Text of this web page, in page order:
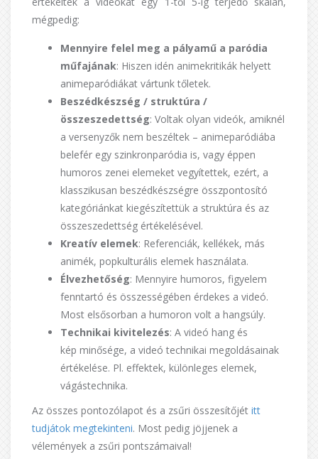
mégpedig:
Mennyire felel meg a pályamű a paródia
műfajának: Hiszen idén animekritikák helyett
animeparódiákat vártunk tőletek.
Beszédkészség / struktúra /
összeszedettség: Voltak olyan videók, amiknél
a versenyzők nem beszéltek – animeparódiába
belefér egy szinkronparódia is, vagy éppen
humoros zenei elemeket vegyítettek, ezért, a
klasszikusan beszédkészségre összpontosító
kategóriánkat kiegészítettük a struktúra és az
összeszedettség értékelésével.
Kreatív elemek: Referenciák, kellékek, más
animék, popkulturális elemek használata.
Élvezhetőség: Mennyire humoros, figyelem
fenntartó és összességében érdekes a videó.
Most elsősorban a humoron volt a hangsúly.
Technikai kivitelezés: A videó hang és
kép minősége, a videó technikai megoldásainak
értékelése. Pl. effektek, különleges elemek,
vágástechnika.
Az összes pontozólapot és a zsűri összesítőjét itt
tudjátok megtekinteni. Most pedig jöjjenek a
vélemények a zsűri pontszámaival!